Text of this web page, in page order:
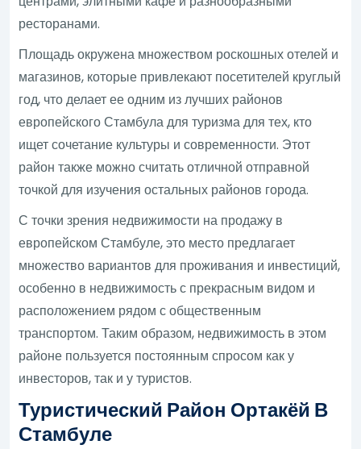
ресторанами.
Площадь окружена множеством роскошных отелей и
магазинов, которые привлекают посетителей круглый
год, что делает ее одним из лучших районов
европейского Стамбула для туризма для тех, кто
ищет сочетание культуры и современности. Этот
район также можно считать отличной отправной
точкой для изучения остальных районов города.
С точки зрения недвижимости на продажу в
европейском Стамбуле, это место предлагает
множество вариантов для проживания и инвестиций,
особенно в недвижимость с прекрасным видом и
расположением рядом с общественным
транспортом. Таким образом, недвижимость в этом
районе пользуется постоянным спросом как у
инвесторов, так и у туристов.
Туристический Район Ортакёй В
Стамбуле